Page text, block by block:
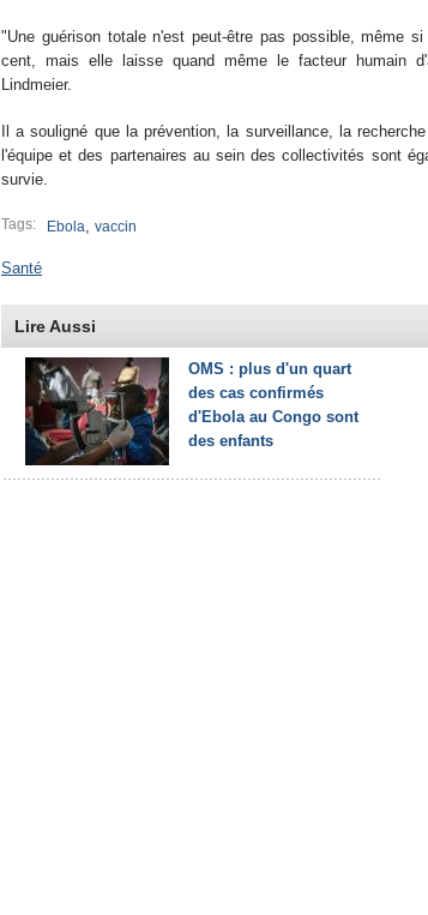
"Une guérison totale n'est peut-être pas possible, même
cent, mais elle laisse quand même le facteur humain
Lindmeier.
Il a souligné que la prévention, la surveillance, la
l'équipe et des partenaires au sein des collectivités sont
survie.
Tags: Ebola, vaccin
Santé
Lire Aussi
OMS : plus d'un quart
des cas confirmés
d'Ebola au Congo sont
des enfants